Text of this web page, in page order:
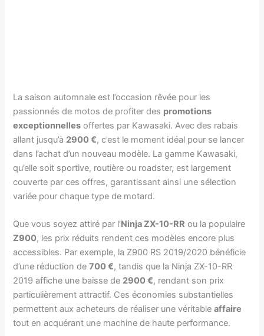
La saison automnale est l’occasion rêvée pour les
passionnés de motos de profiter des promotions
exceptionnelles offertes par Kawasaki. Avec des rabais
allant jusqu’à 2900 €, c’est le moment idéal pour se lancer
dans l’achat d’un nouveau modèle. La gamme Kawasaki,
qu’elle soit sportive, routière ou roadster, est largement
couverte par ces offres, garantissant ainsi une sélection
variée pour chaque type de motard.
Que vous soyez attiré par l’Ninja ZX-10-RR ou la populaire
Z900, les prix réduits rendent ces modèles encore plus
accessibles. Par exemple, la Z900 RS 2019/2020 bénéficie
d’une réduction de700 €, tandis que la Ninja ZX-10-RR
2019 affiche une baisse de 2900 €, rendant son prix
particulièrement attractif. Ces économies substantielles
permettent aux acheteurs de réaliser une véritableaffaire
tout en acquérant une machine de haute performance.